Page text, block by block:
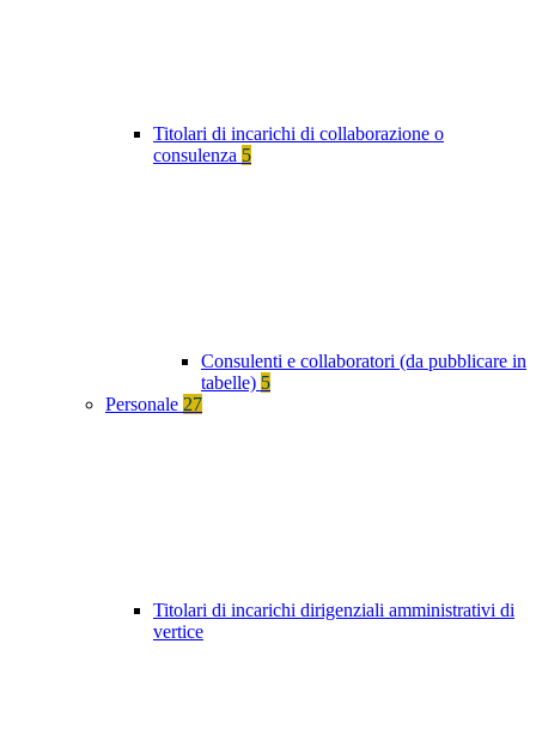
Titolari di incarichi di collaborazione o
consulenza 5
Consulenti e collaboratori (da pubblicare in
tabelle) 5
Personale 27
Titolari di incarichi dirigenziali amministrativi di
vertice